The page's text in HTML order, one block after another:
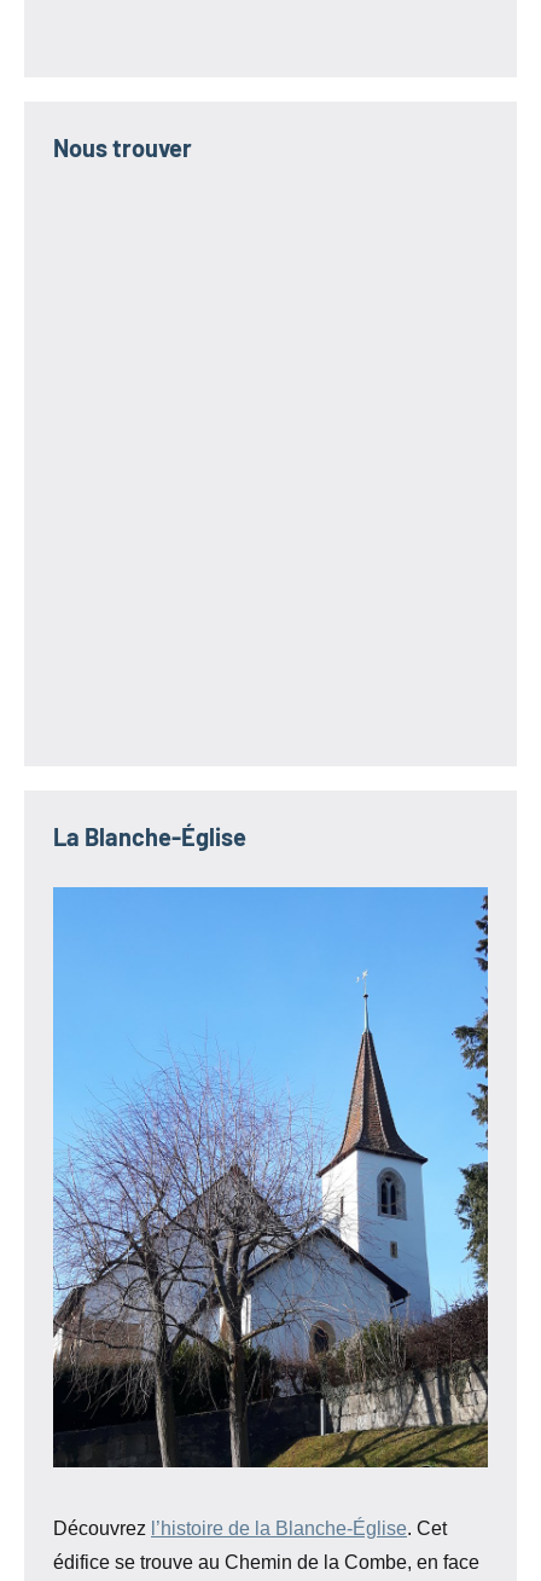
Nous trouver
La Blanche-Église
Découvrez l’histoire de la Blanche-Église. Cet
édifice se trouve au Chemin de la Combe, en face